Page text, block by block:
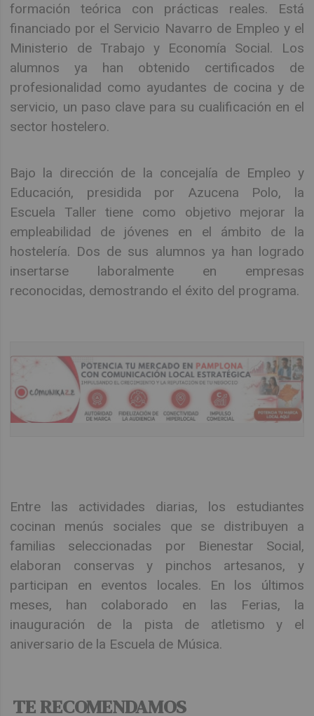
formación teórica con prácticas reales. Está
financiado por el Servicio Navarro de Empleo y el
Ministerio de Trabajo y Economía Social. Los
alumnos ya han obtenido certificados de
profesionalidad como ayudantes de cocina y de
servicio, un paso clave para su cualificación en el
sector hostelero.
Bajo la dirección de la concejalía de Empleo y
Educación, presidida por Azucena Polo, la
Escuela Taller tiene como objetivo mejorar la
empleabilidad de jóvenes en el ámbito de la
hostelería. Dos de sus alumnos ya han logrado
insertarse laboralmente en empresas
reconocidas, demostrando el éxito del programa.
Entre las actividades diarias, los estudiantes
cocinan menús sociales que se distribuyen a
familias seleccionadas por Bienestar Social,
elaboran conservas y pinchos artesanos, y
participan en eventos locales. En los últimos
meses, han colaborado en las Ferias, la
inauguración de la pista de atletismo y el
aniversario de la Escuela de Música.
TE RECOMENDAMOS